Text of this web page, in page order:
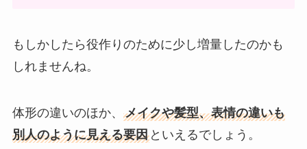
もしかしたら役作りのために少し増量したのかも
しれませんね。
体形の違いのほか、 メイクや髪型、表情の違いも
別人のように見える要因といえるでしょう。